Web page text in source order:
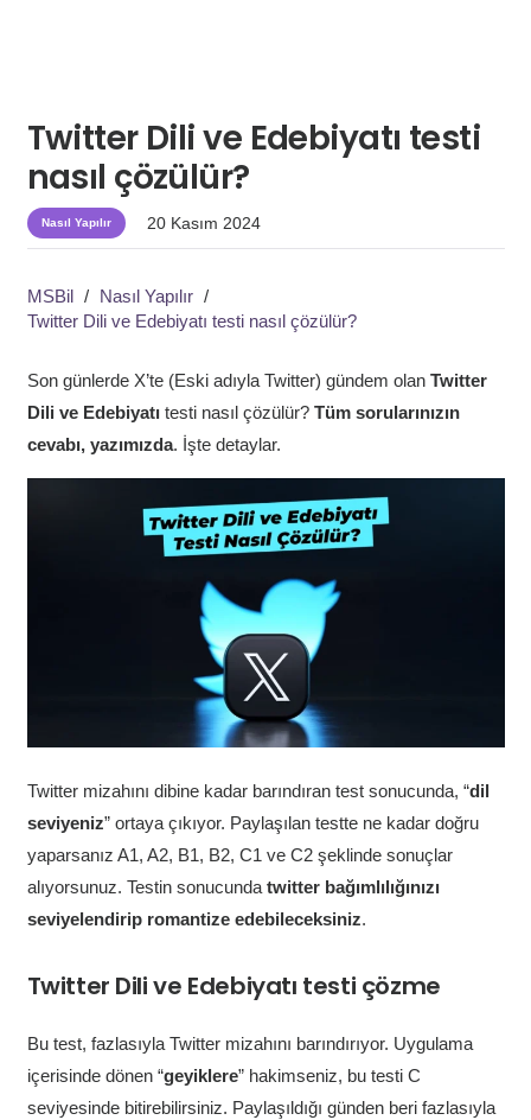
Twitter Dili ve Edebiyatı testi
nasıl çözülür?
Nasıl Yapılır 20 Kasım 2024
MSBil / Nasıl Yapılır /
Twitter Dili ve Edebiyatı testi nasıl çözülür?
Son günlerde X’te (Eski adıyla Twitter) gündem olan Twitter
Dili ve Edebiyatıtesti nasıl çözülür?Tüm sorularınızın
cevabı, yazımızda. İşte detaylar.
Twitter mizahını dibine kadar barındıran test sonucunda, “dil
seviyeniz” ortaya çıkıyor. Paylaşılan testte ne kadar doğru
yaparsanız A1, A2, B1, B2, C1 ve C2 şeklinde sonuçlar
alıyorsunuz. Testin sonucunda twitter bağımlılığınızı
seviyelendirip romantize edebileceksiniz.
Twitter Dili ve Edebiyatı testi çözme
Bu test, fazlasıyla Twitter mizahını barındırıyor. Uygulama
içerisinde dönen “geyiklere” hakimseniz, bu testi C
seviyesinde bitirebilirsiniz. Paylaşıldığı günden beri fazlasıyla